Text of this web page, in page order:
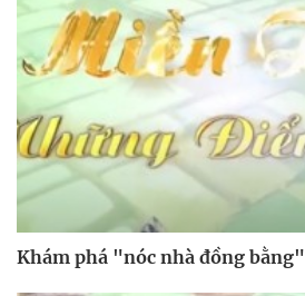
Khám phá "nóc nhà đồng bằng"